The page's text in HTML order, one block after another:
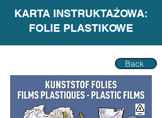
KARTA INSTRUKTAŻOWA:
FOLIE PLASTIKOWE
Back